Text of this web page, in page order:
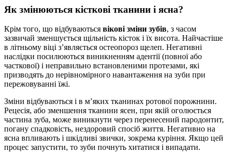
Як змінюються кісткові тканини і ясна?
Крім того, що відбуваються вікові зміни зубів, з часом
зазвичай зменшується щільність кісток і їх висота. Найчастіше
в літньому віці з’являється остеопороз щелеп. Негативні
наслідки посилюються виникненням адентії (повної або
часткової) і неправильно встановленими протезами, які
призводять до нерівномірного навантаження на зуби при
пережовуванні їжі.
Зміни відбуваються і в м’яких тканинах ротової порожнини.
Рецесія, або зменшення тканини ясен, при якій оголюється
частина зуба, може виникнути через перенесений пародонтит,
погану спадковість, нездоровий спосіб життя. Негативно на
ясна впливають і шкідливі звички, зокрема куріння. Якщо цей
процес запустити, то зуби почнуть хитатися і випадати.